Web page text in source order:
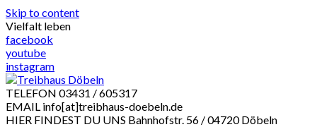
Skip to content
Vielfalt leben
facebook
youtube
instagram
TELEFON 03431 / 605317
EMAIL info[at]treibhaus-doebeln.de
HIER FINDEST DU UNS Bahnhofstr. 56 / 04720 Döbeln